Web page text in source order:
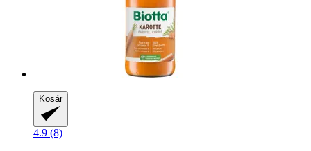
Kosár
4.9 (8)